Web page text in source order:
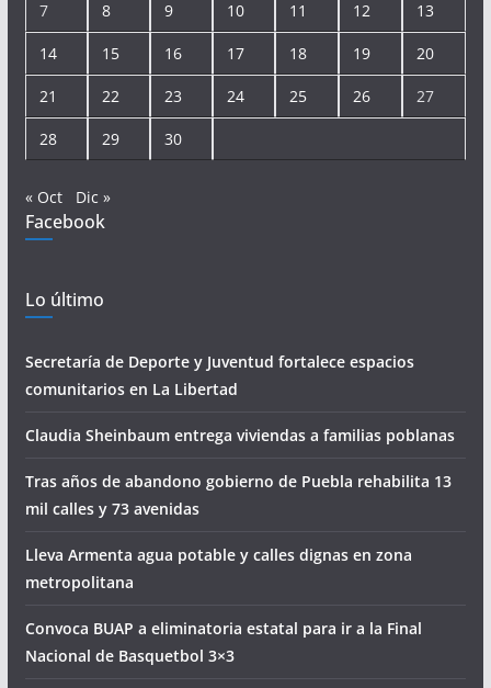
7 8 9 10 11 12 13
14 15 16 17 18 19 20
21 22 23 24 25 26 27
28 29 30
« Oct Dic »
Facebook
Lo último
Secretaría de Deporte y Juventud fortalece espacios
comunitarios en La Libertad
Claudia Sheinbaum entrega viviendas a familias poblanas
Tras años de abandono gobierno de Puebla rehabilita 13
mil calles y 73 avenidas
Lleva Armenta agua potable y calles dignas en zona
metropolitana
Convoca BUAP a eliminatoria estatal para ir a la Final
Nacional de Basquetbol 3×3